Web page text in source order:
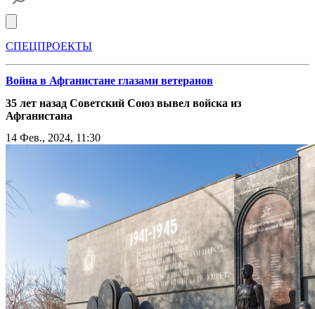
СПЕЦПРОЕКТЫ
Война в Афганистане глазами ветеранов
35 лет назад Советский Союз вывел войска из
Афганистана
14 Фев., 2024, 11:30